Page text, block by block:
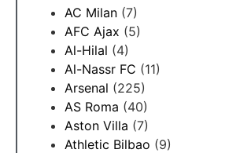
AC Milan (7)
AFC Ajax (5)
Al-Hilal (4)
Al-Nassr FC (11)
Arsenal (225)
AS Roma (40)
Aston Villa (7)
Athletic Bilbao (9)